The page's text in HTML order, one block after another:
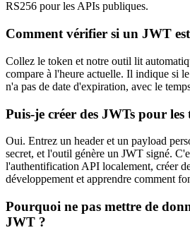
RS256 pour les APIs publiques.
Comment vérifier si un JWT
Collez le token et notre outil lit
compare à l'heure actuelle. Il indique si
n'a pas de date d'expiration, avec le
Puis-je créer des JWTs pour les
Oui. Entrez un header et un payload
secret, et l'outil génère un JWT signé.
l'authentification API localement, créer
développement et apprendre comment
Pourquoi ne pas mettre de
JWT ?